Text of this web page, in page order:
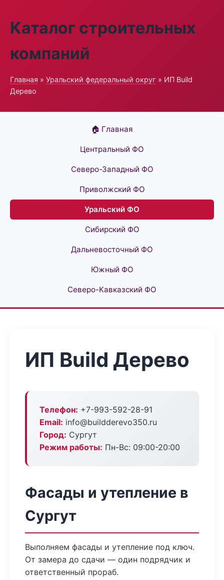
Каталог строительных
компаний
Главная » Уральский федеральный округ » ИП Build
Дерево
🏠 Главная
Центральный ФО
Северо-Западный ФО
Приволжский ФО
Уральский ФО
Сибирский ФО
Дальневосточный ФО
Южный ФО
Северо-Кавказский ФО
ИП Build Дерево
Телефон: +7-993-592-28-91
Email: info@buildderevo350.ru
Город: Сургут
Режим работы: Пн-Вс: 09:00-20:00
Фасады и утепление в
Сургут
Выполняем фасады и утепление под ключ.
От замера до сдачи — один подрядчик и
ответственный прораб.